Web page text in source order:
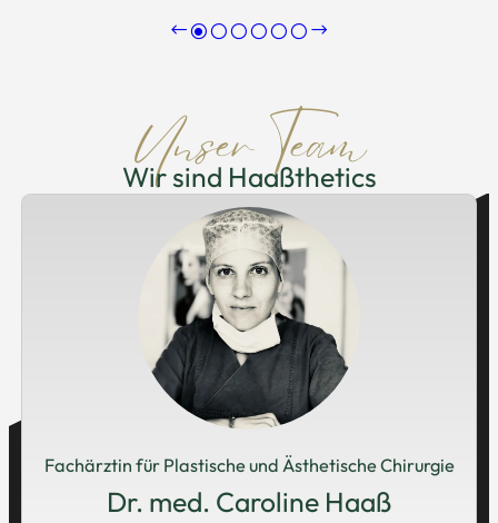
Unser Team
Wir sind Haaßthetics
Fachärztin für Plastische und Ästhetische Chirurgie
Dr. med. Caroline Haaß